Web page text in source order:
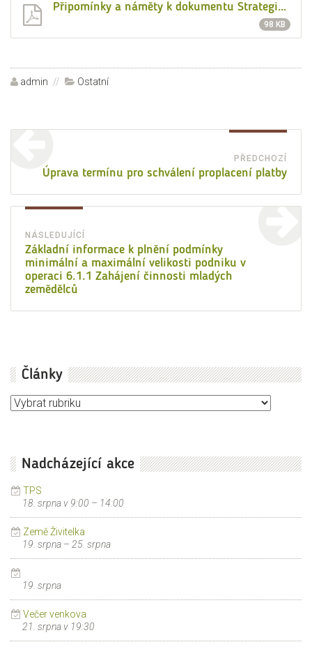
Připomínky a náměty k dokumentu Strategie Ministerstva zemědělství České republiky s výhledem do roku 2030-1
98 KB
Autor:
admin Rubriky:
Ostatní
příspěvek
PŘEDCHOZÍ
Úprava termínu pro schválení proplacení platby
NÁSLEDUJÍCÍ
Následující
příspěvek:
Základní informace k plnění podmínky
minimální a maximální velikosti podniku v
operaci 6.1.1 Zahájení činnosti mladých
zemědělců
Články
Články
Nadcházející akce
TPS
18. srpna v 9:00 – 14:00
Země Živitelka
19. srpna – 25. srpna
19. srpna
Večer venkova
21. srpna v 19:30